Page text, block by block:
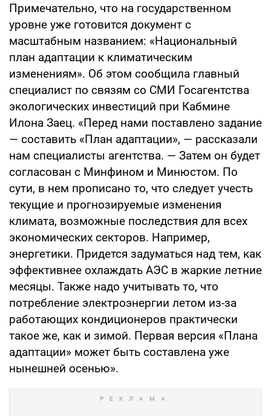
Примечательно, что на государственном
уровне уже готовится документ с
масштабным названием: «Национальный
план адаптации к климатическим
изменениям». Об этом сообщила главный
специалист по связям со СМИ Госагентства
экологических инвестиций при Кабмине
Илона Заец. «Перед нами поставлено задание
— составить «План адаптации», — рассказали
нам специалисты агентства. — Затем он будет
согласован с Минфином и Минюстом. По
сути, в нем прописано то, что следует учесть
текущие и прогнозируемые изменения
климата, возможные последствия для всех
экономических секторов. Например,
энергетики. Придется задуматься над тем, как
эффективнее охлаждать АЭС в жаркие летние
месяцы. Также надо учитывать то, что
потребление электроэнергии летом из-за
работающих кондиционеров практически
такое же, как и зимой. Первая версия «Плана
адаптации» может быть составлена уже
нынешней осенью».